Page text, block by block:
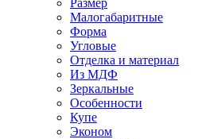
Размер
Малогабаритные
Форма
Угловые
Отделка и материал
Из МДФ
Зеркальные
Особенности
Купе
Эконом